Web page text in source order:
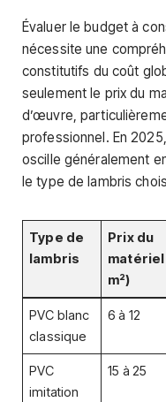
Évaluer le budget à
nécessite une
constitutifs du coût
seulement le prix du
d’œuvre,
professionnel. En
oscille généralement
le type de lambris
Type de
lambris
Prix du
matériel
m²)
PVC blanc
classique
6 à 12
PVC
imitation
15 à 25